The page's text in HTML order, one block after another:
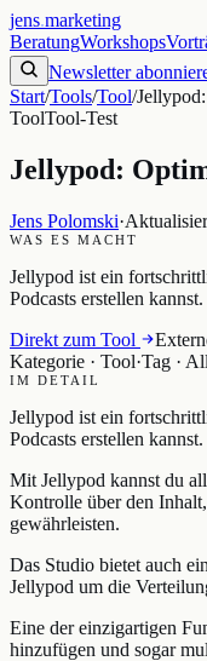
jens.marketing
BeratungWorkshops
Newsletter
Start/Tools/Tool/
ToolTool-Test
Jellypod:
Jens Polomski·
WAS ES MACHT
Jellypod ist ein
Podcasts erstellen
Direkt zum Tool
Kategorie · Tool·Tag ·
IM DETAIL
Jellypod ist ein
Podcasts erstellen
Mit Jellypod kannst du
Kontrolle über den
gewährleisten.
Das Studio bietet auch
Jellypod um die
Eine der einzigartigen
hinzufügen und sogar